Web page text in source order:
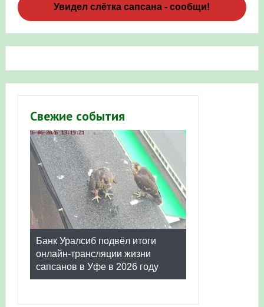
Увидел слётка сапсана - сообщи!
Свежие события
Банк Уралсиб подвёл итоги
онлайн-трансляции жизни
сапсанов в Уфе в 2026 году